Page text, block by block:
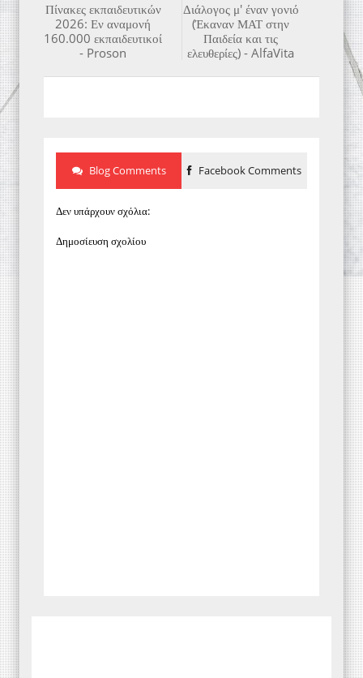
Διάλογος μ' έναν γονιό
(Έκαναν ΜΑΤ στην
Παιδεία και τις
ελευθερίες) - AlfaVita
Πίνακες εκπαιδευτικών
2026: Εν αναμονή
160.000 εκπαιδευτικοί
- Proson
Blog Comments Facebook Comments
Δεν υπάρχουν σχόλια:
Δημοσίευση σχολίου